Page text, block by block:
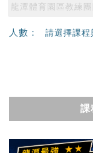
龍潭體育園區教練團
人數： 請選擇課程
課